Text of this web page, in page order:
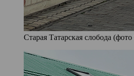
Старая Татарская слобода